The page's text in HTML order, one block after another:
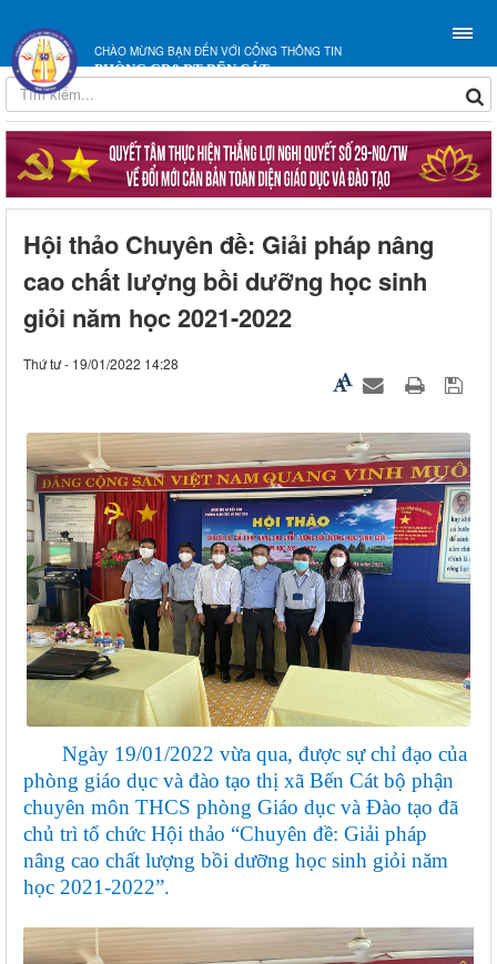
CHÀO MỪNG BẠN ĐẾN VỚI CỔNG THÔNG TIN
PHÒNG GD&ĐT BẾN CÁT
Hội thảo Chuyên đề: Giải pháp nâng
cao chất lượng bồi dưỡng học sinh
giỏi năm học 2021-2022
Thứ tư - 19/01/2022 14:28
Ngày 19/01/2022 vừa qua, được sự chỉ đạo của
phòng giáo dục và đào tạo thị xã Bến Cát bộ phận
chuyên môn THCS phòng Giáo dục và Đào tạo đã
chủ trì tổ chức Hội thảo “Chuyên đề: Giải pháp
nâng cao chất lượng bồi dưỡng học sinh giỏi năm
học 2021-2022”.